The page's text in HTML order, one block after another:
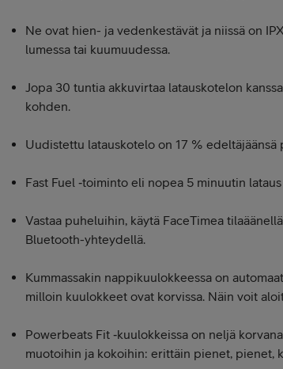
Ne ovat hien- ja vedenkestävät ja niissä on
lumessa tai kuumuudessa.
Jopa 30 tuntia akkuvirtaa latauskotelon
kohden.
Uudistettu latauskotelo on 17 % edeltäjäänsä
Fast Fuel ‑toiminto eli nopea 5 minuutin
Vastaa puheluihin, käytä FaceTimea
Bluetooth-yhteydellä.
Kummassakin nappikuulokkeessa on
milloin kuulokkeet ovat korvissa. Näin voit
Powerbeats Fit ‑kuulokkeissa on neljä
muotoihin ja kokoihin: erittäin pienet, pienet,